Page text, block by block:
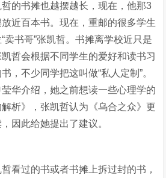
的书摊也越摆越长，现在，他那3
近百本书。现在，重邮的很多学生
卖书哥”张凯哲。书摊离学校近只是
哲会根据不同学生的爱好和读书习
，不少同学把这叫做“私人定制”。
华介绍，她之前想读一些心理学的
析》，张凯哲认为《乌合之众》更
因此给她提出了建议。
看过的书或者书摊上拆过封的书，